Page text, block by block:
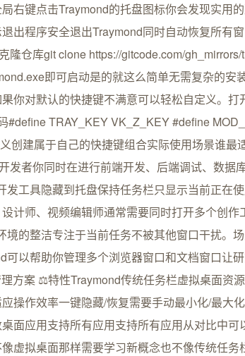
右键点击Traymond的托盘图标你会发现实用
出程序安全退出Traymond同时自动恢复所有
隆仓库git clone https://gitcode.com/gh_mirrors/
即可启动是的就这么简单无需复杂的安
你对默认的快捷键不满意可以轻松自定义。打
#define TRAY_KEY VK_Z_KEY #define
创建属于自己的快捷键组合实际使用场景谁最
发者你同时在进行前端开发、后端调试、数据
发工具隐藏到托盘保持任务栏只显示当前正在
计师、视频编辑师通常需要同时打开多个创作
的整洁专注于当前任务不被其他窗口干扰。
可以帮助你管理多个浏览器窗口和文档窗口让
方案 ⚖️特性Traymond传统任务栏虚拟桌面资
操作效率一键隐藏/恢复需要手动最小化/最大
面应用支持所有应用支持所有应用从对比中可
虚拟桌面那样需要学习新概念也不像传统任务